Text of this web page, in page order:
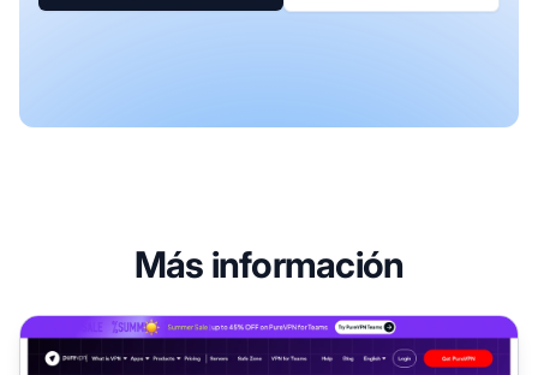
Más información
Programa de Afiliados de PureVPN